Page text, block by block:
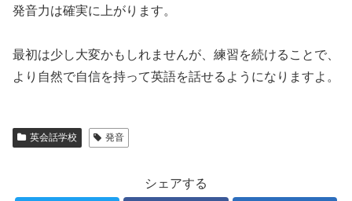
発音力は確実に上がります。
最初は少し大変かもしれませんが、練習を続けることで、
より自然で自信を持って英語を話せるようになりますよ。
英会話学校 発音
シェアする